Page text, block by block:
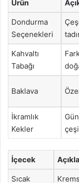
Ürün
Dondurma
Seçenekleri
Kahvaltı
Tabağı
Baklava
İkramlık
Kekler
İçecek
Sıcak